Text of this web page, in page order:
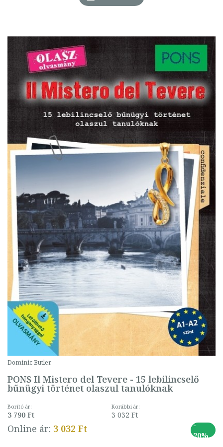
Dominic Butler
PONS Il Mistero del Tevere - 15 lebilincselő
bűnügyi történet olaszul tanulóknak
Borító ár:
3 790 Ft
Korábbi ár:
3 032 Ft
Online ár: 3 032 Ft
-
20%